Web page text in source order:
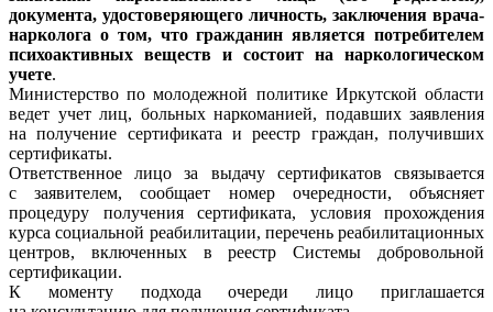
документа, удостоверяющего личность, заключения врача-
нарколога о том, что гражданин является потребителем
психоактивных веществ и состоит на наркологическом
учете.
Министерство по молодежной политике Иркутской области
ведет учет лиц, больных наркоманией, подавших заявления
на получение сертификата и реестр граждан, получивших
сертификаты.
Ответственное лицо за выдачу сертификатов связывается
с заявителем, сообщает номер очередности, объясняет
процедуру получения сертификата, условия прохождения
курса социальной реабилитации, перечень реабилитационных
центров, включенных в реестр Системы добровольной
сертификации.
К моменту подхода очереди лицо приглашается